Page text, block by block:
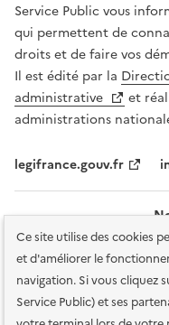
Ce site utilise des cookies
et d'améliorer le
navigation. Si vous cliquez
Service Public) et ses
Service Public vous
qui permettent de connaître vos obligations, d’exercer vos
droits et de faire vos
Il est édité par la
administrative
et
administrations
legifrance.gouv.fr